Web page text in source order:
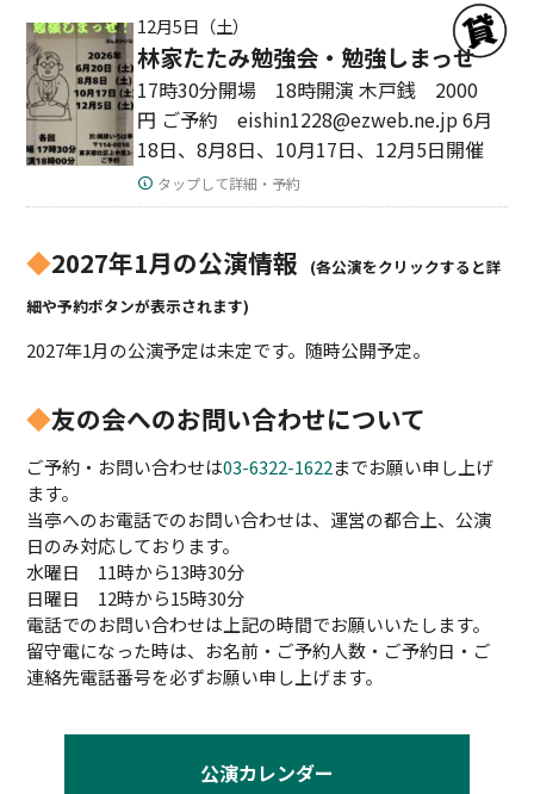
12月5日（土）
林家たたみ勉強会・勉強しまっせ
17時30分開場 18時開演 木戸銭 2000
円 ご予約 eishin1228@ezweb.ne.jp 6月
18日、8月8日、10月17日、12月5日開催
タップして詳細・予約
◆2027年1月の公演情報
(各公演をクリックすると詳
細や予約ボタンが表示されます)
2027年1月の公演予定は未定です。随時公開予定。
◆友の会へのお問い合わせについて
ご予約・お問い合わせは03-6322-1622までお願い申し上げ
ます。
当亭へのお電話でのお問い合わせは、運営の都合上、公演
日のみ対応しております。
水曜日 11時から13時30分
日曜日 12時から15時30分
電話でのお問い合わせは上記の時間でお願いいたします。
留守電になった時は、お名前・ご予約人数・ご予約日・ご
連絡先電話番号を必ずお願い申し上げます。
公演カレンダー